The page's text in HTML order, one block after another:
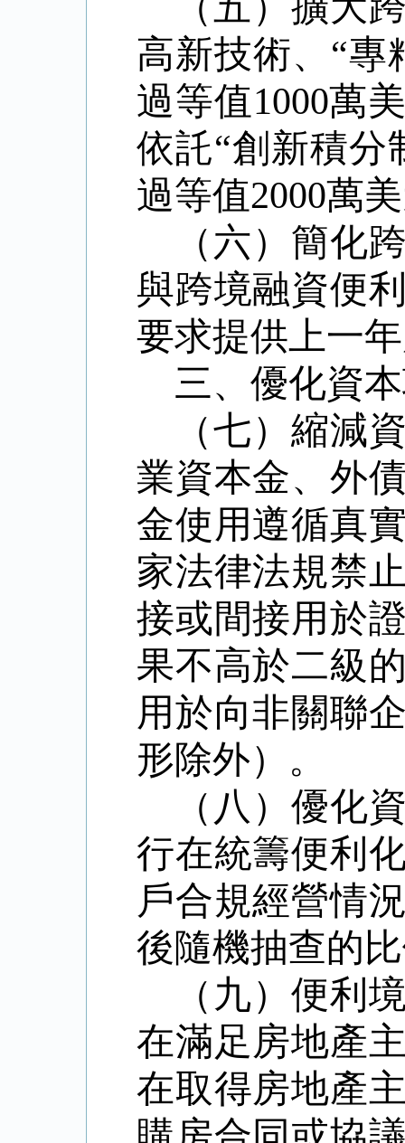
高新技術、 “專
過等值1000萬
依託“創新積分
過等值2000萬
（六）簡化
與跨境融資便
要求提供上一
三、優化資
（七）縮減
業資本金、外
金使用遵循真
家法律法規禁
接或間接用於
果不高於二級
用於向非關聯
形除外）。
（八）優化
行在統籌便利
戶合規經營情
後隨機抽查的
（九）便利
在滿足房地產
在取得房地產